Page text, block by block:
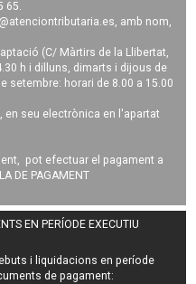
65.
, amb nom,
(C/ Màrtirs de la Llibertat,
h i dilluns, dimarts i dijous de
setembre: horari de 8.00 a 15.00
en seu electrònica en l'apartat
pot efectuar el pagament a
DE PAGAMENT
EN PERÍODE EXECUTIU
i liquidacions en període
de pagament: